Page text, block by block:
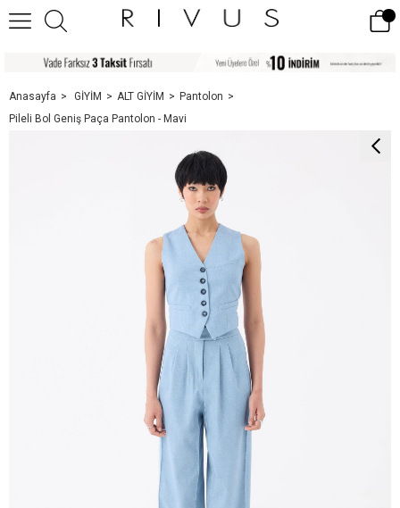
Anasayfa GİYİM ALT GİYİM
Pantolon
Pileli Bol Geniş Paça Pantolon - Mavi